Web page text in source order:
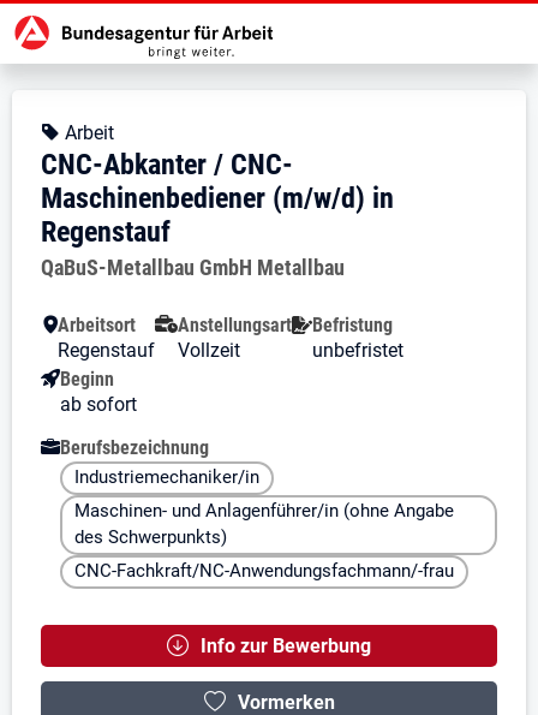
Zur Jobsuche Startseite
Stellendetails zu: CNC-
CNC-Abkanter / CNC-
CNC-Abkanter / CNC-
Kopfbereich
Angebotsart:
Arbeit
CNC-Abkanter / CNC-
Maschinenbediener (m/w/d) in
Regenstauf
Arbeitgeber:
QaBuS-Metallbau GmbH Metallbau
Besondere Merkmale
Arbeitsort
Regenstauf
Anstellungsart
Vollzeit
Befristung
unbefristet
Beginn
ab sofort
Berufsbezeichnung
Industriemechaniker/in
Maschinen- und Anlagenführer/in (ohne Angabe
des Schwerpunkts)
CNC-Fachkraft/NC-Anwendungsfachmann/-frau
Info zur Bewerbung
Vormerken